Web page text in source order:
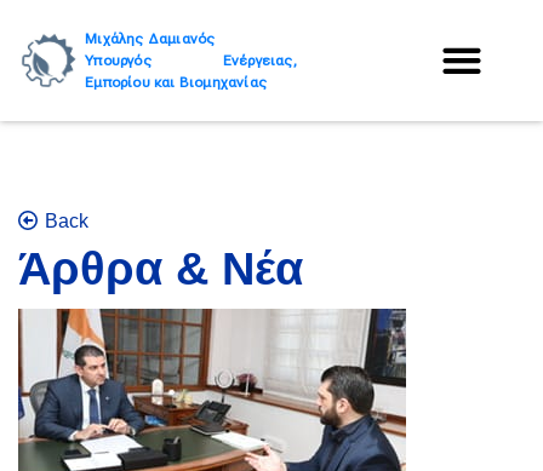
Μιχάλης Δαμιανός
Υπουργός Ενέργειας,
Εμπορίου και Βιομηχανίας
Back
Άρθρα & Νέα